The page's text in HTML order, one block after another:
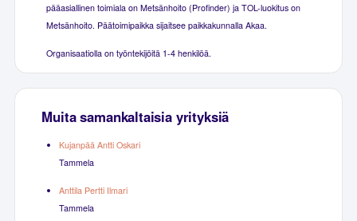
pääasiallinen toimiala on Metsänhoito (Profinder) ja TOL-luokitus on
Metsänhoito. Päätoimipaikka sijaitsee paikkakunnalla Akaa.
Organisaatiolla on työntekijöitä 1-4 henkilöä.
Muita samankaltaisia yrityksiä
Kujanpää Antti Oskari
Tammela
Anttila Pertti Ilmari
Tammela